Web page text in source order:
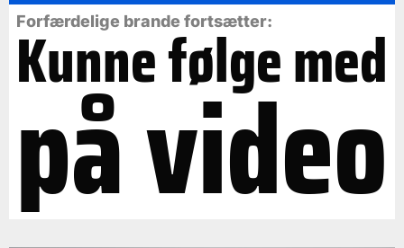
Forfærdelige brande fortsætter:
Kunne følge med
på video